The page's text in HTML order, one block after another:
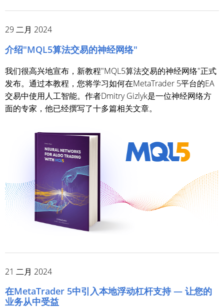
29 二月 2024
介绍"MQL5算法交易的神经网络"
我们很高兴地宣布，新教程"MQL5算法交易的神经网络"正式
发布。通过本教程，您将学习如何在MetaTrader 5平台的EA
交易中使用人工智能。作者Dmitry Gizlyk是一位神经网络方
面的专家，他已经撰写了十多篇相关文章。
21 二月 2024
在MetaTrader 5中引入本地浮动杠杆支持 — 让您的
业务从中受益